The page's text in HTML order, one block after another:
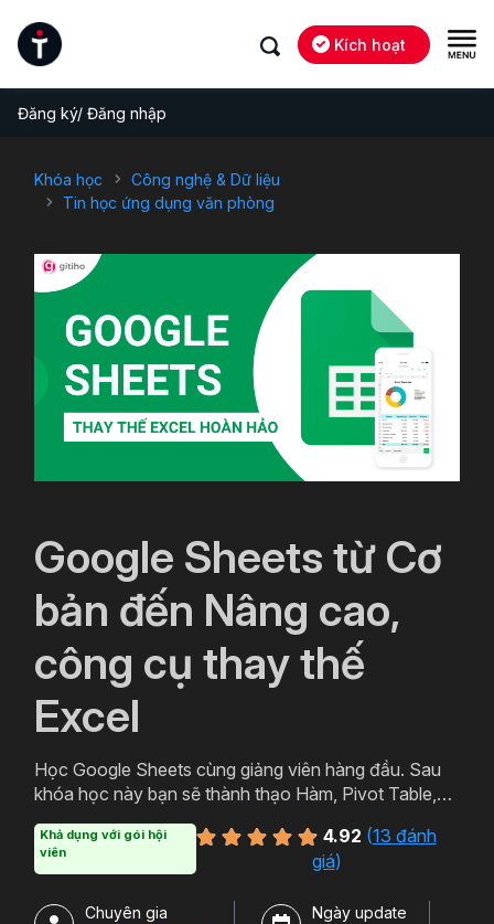
Kích hoạt
Đăng ký/ Đăng nhập
Khóa học
Công nghệ & Dữ liệu
Tin học ứng dụng văn phòng
Google Sheets từ Cơ
bản đến Nâng cao,
công cụ thay thế
Excel
Học Google Sheets cùng giảng viên hàng đầu. Sau
khóa học này bạn sẽ thành thạo Hàm, Pivot Table,
Ngoài ra bạn còn có thể học thêm Add-on và cách
sử dụng nhiều tiện ích Tuyệt vời của Google.
Khả dụng với gói hội
viên
4.92 (13 đánh
giá)
Chuyên gia
Ngày update